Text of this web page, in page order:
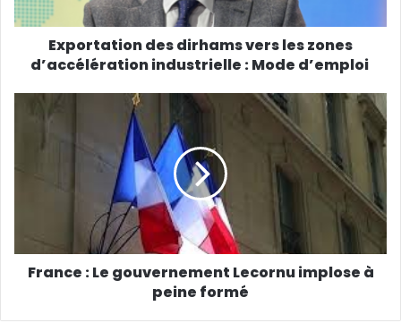
Exportation des dirhams vers les zones
d’accélération industrielle : Mode d’emploi
France : Le gouvernement Lecornu implose à
peine formé